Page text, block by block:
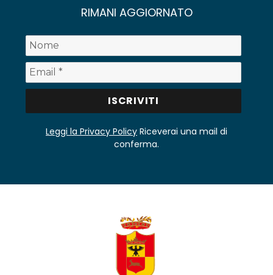
RIMANI AGGIORNATO
Leggi la Privacy Policy Riceverai una mail di
conferma.